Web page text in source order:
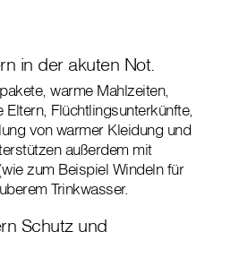
in der akuten Not.
warme Mahlzeiten,
Flüchtlingsunterkünfte,
von warmer Kleidung und
außerdem mit
zum Beispiel Windeln für
Trinkwasser.
Schutz und